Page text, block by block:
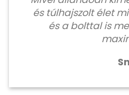
és túlhajszolt élet
és a bolttal is